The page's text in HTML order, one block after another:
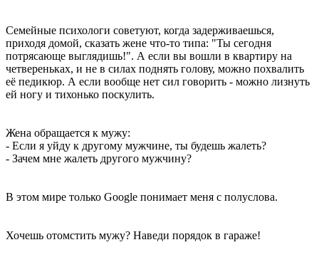
Семейные психологи советуют, когда задерживаешься,
приходя домой, сказать жене что-то типа: "Ты сегодня
потрясающе выглядишь!". А если вы вошли в квартиру на
четвереньках, и не в силах поднять голову, можно похвалить
её педикюр. А если вообще нет сил говорить - можно лизнуть
ей ногу и тихонько поскулить.
Жена обращается к мужу:
- Если я уйду к другому мужчине, ты будешь жалеть?
- Зачем мне жалеть другого мужчину?
В этом мире только Google понимает меня с полуслова.
Хочешь отомстить мужу? Наведи порядок в гараже!